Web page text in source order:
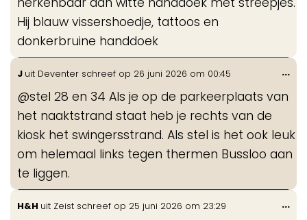
Hij blauw vissershoedje, tattoos en
donkerbruine handdoek
J uit Deventer schreef op 26 juni 2026 om 00:45
@stel 28 en 34 Als je op de parkeerplaats van
het naaktstrand staat heb je rechts van de
kiosk het swingersstrand. Als stel is het ook leuk
om helemaal links tegen thermen Bussloo aan
te liggen.
...
H&H uit Zeist schreef op 25 juni 2026 om 23:29 ...